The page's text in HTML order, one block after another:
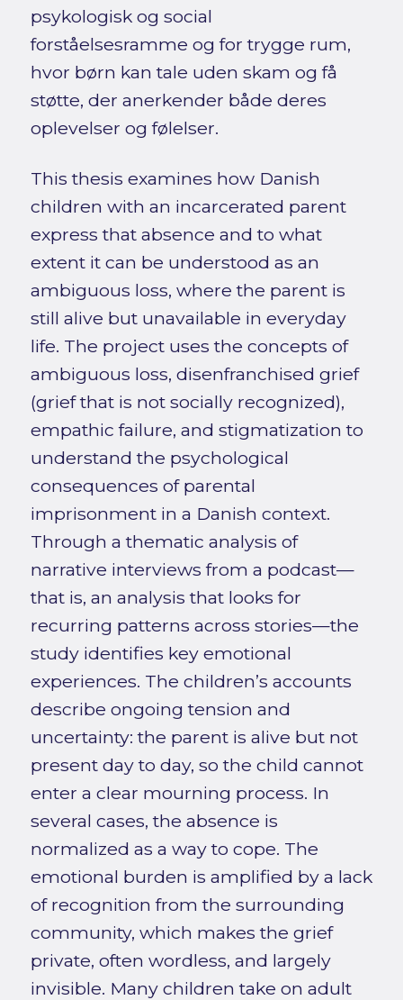
psykologisk og social
forståelsesramme og for trygge rum,
hvor børn kan tale uden skam og få
støtte, der anerkender både deres
oplevelser og følelser.
This thesis examines how Danish
children with an incarcerated parent
express that absence and to what
extent it can be understood as an
ambiguous loss, where the parent is
still alive but unavailable in everyday
life. The project uses the concepts of
ambiguous loss, disenfranchised grief
(grief that is not socially recognized),
empathic failure, and stigmatization to
understand the psychological
consequences of parental
imprisonment in a Danish context.
Through a thematic analysis of
narrative interviews from a podcast—
that is, an analysis that looks for
recurring patterns across stories—the
study identifies key emotional
experiences. The children’s accounts
describe ongoing tension and
uncertainty: the parent is alive but not
present day to day, so the child cannot
enter a clear mourning process. In
several cases, the absence is
normalized as a way to cope. The
emotional burden is amplified by a lack
of recognition from the surrounding
community, which makes the grief
private, often wordless, and largely
invisible. Many children take on adult